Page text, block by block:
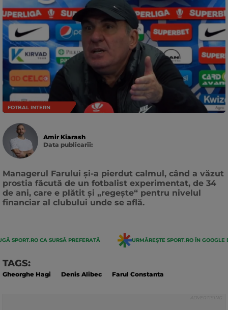
FOTBAL INTERN
Amir Kiarash
Data publicarii:
Managerul Farului și-a pierdut calmul, când a văzut
prostia făcută de un fotbalist experimentat, de 34
de ani, care e plătit și „regește“ pentru nivelul
financiar al clubului unde se află.
SPORT.RO CA SURSĂ PREFERATĂ URMĂREȘTE SPORT.RO ÎN GOOGLE
TAGS:
Gheorghe Hagi Denis Alibec Farul Constanta